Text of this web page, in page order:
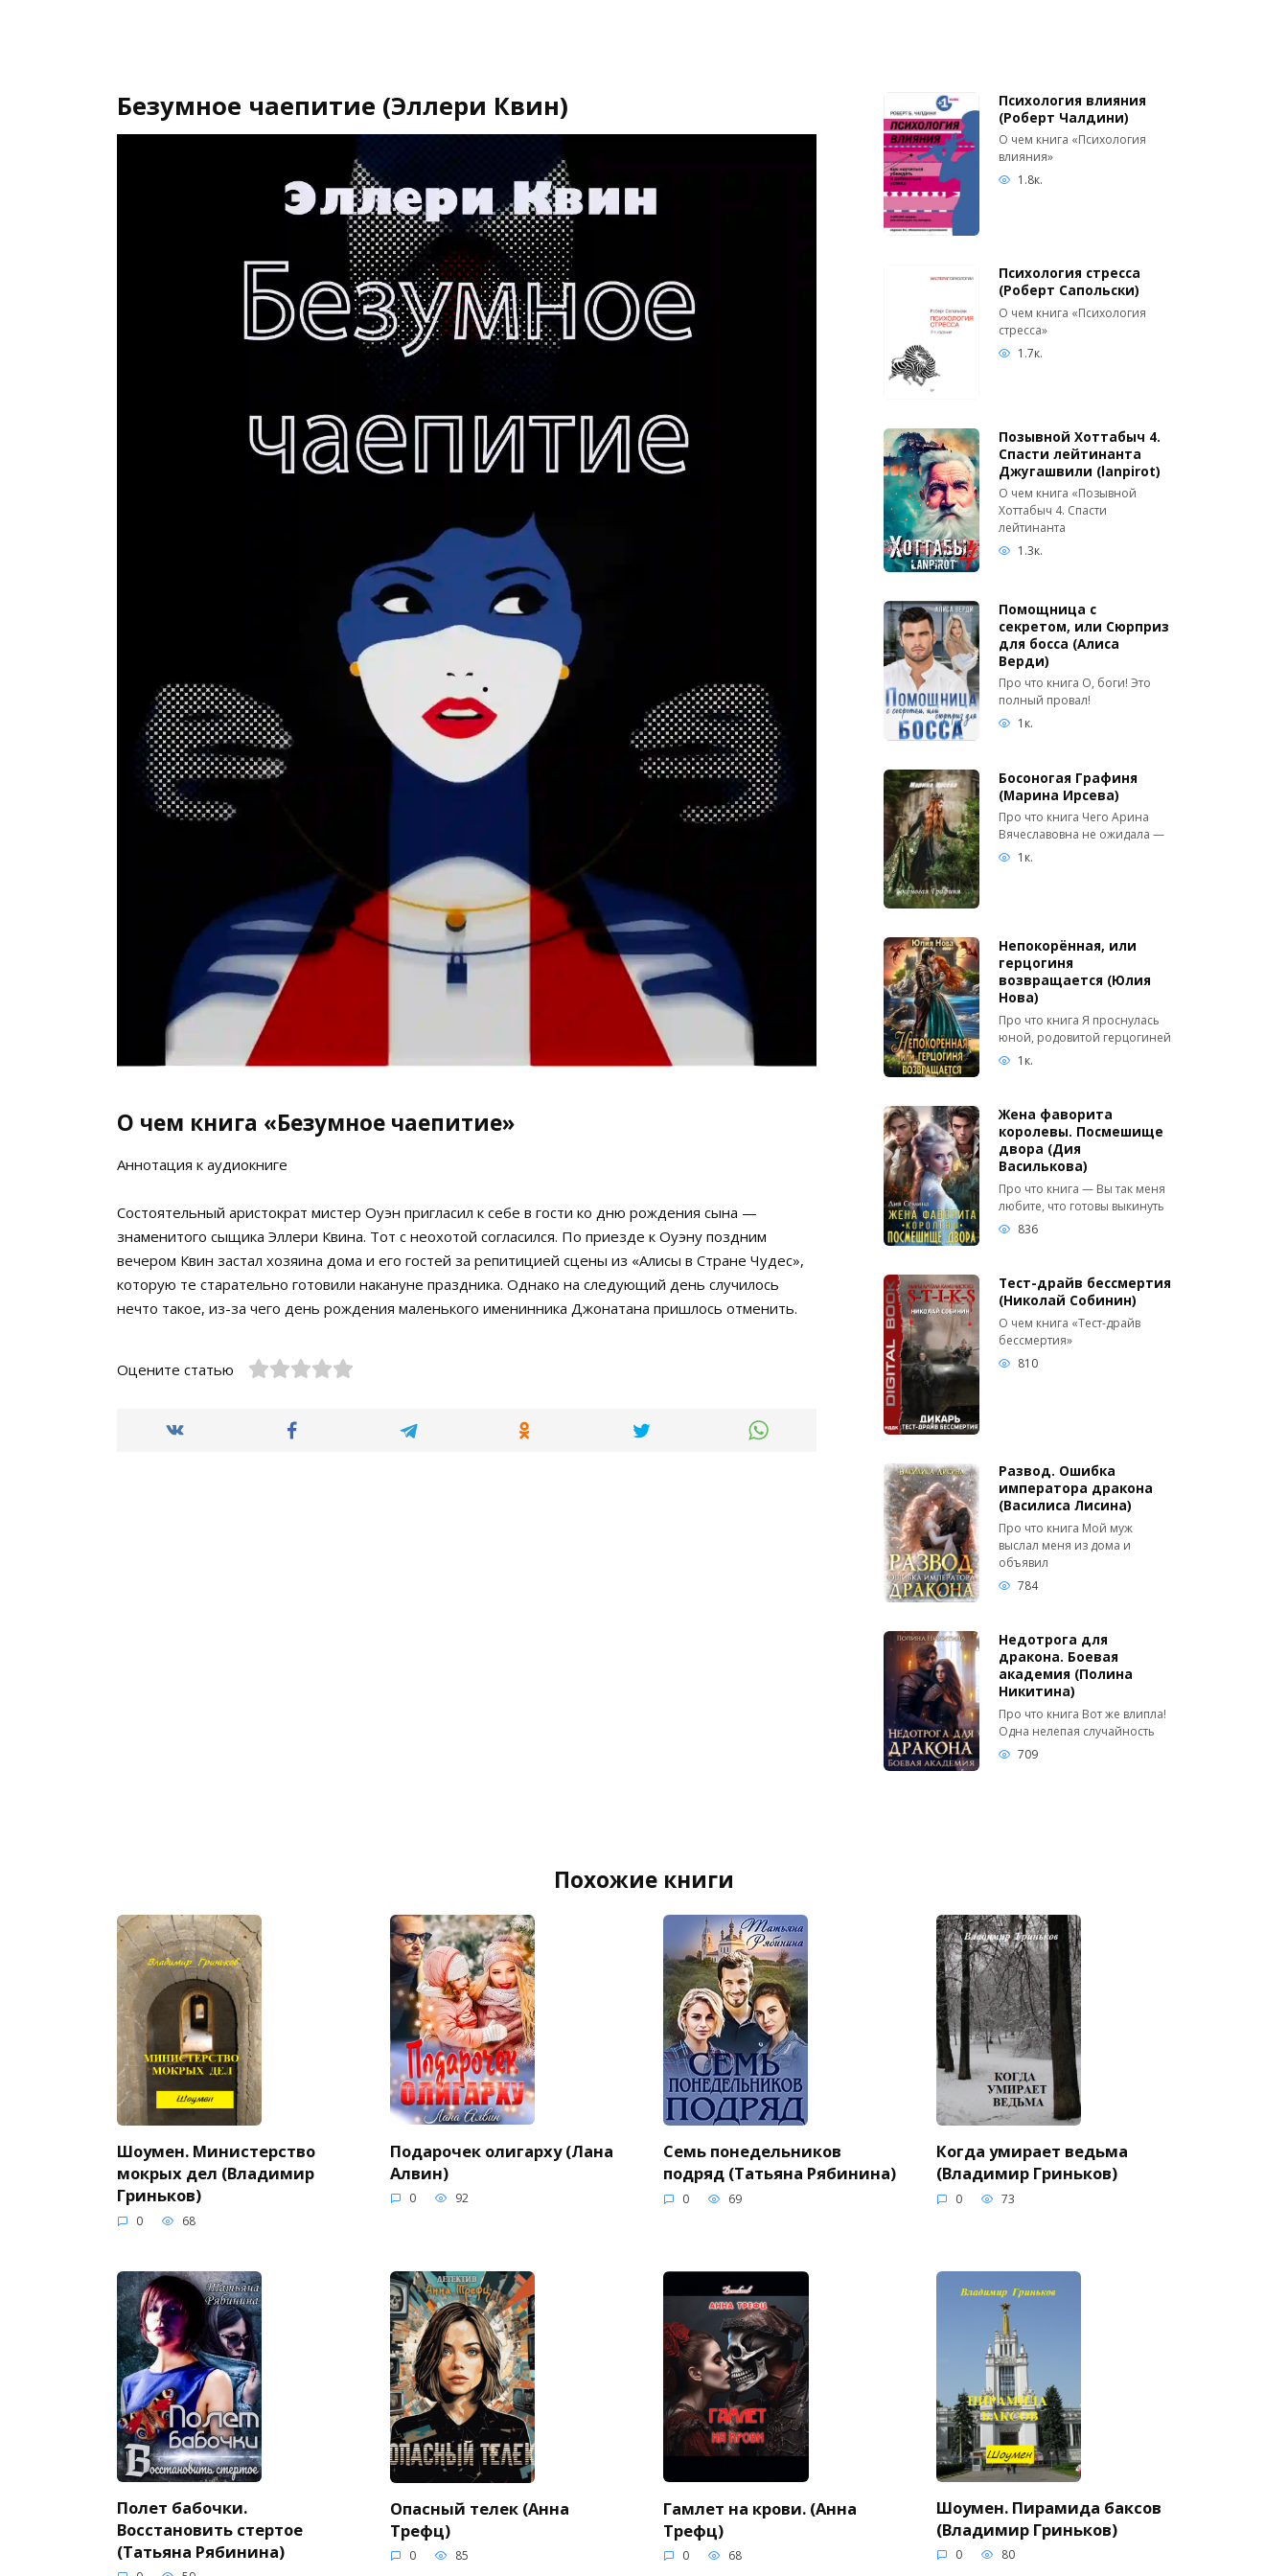
Безумное чаепитие (Эллери Квин)
О чем книга «Безумное чаепитие»
Аннотация к аудиокниге
Состоятельный аристократ мистер Оуэн пригласил к себе в гости ко дню рождения сына —
знаменитого сыщика Эллери Квина. Тот с неохотой согласился. По приезде к Оуэну поздним
вечером Квин застал хозяина дома и его гостей за репитицией сцены из «Алисы в Стране Чудес»,
которую те старательно готовили накануне праздника. Однако на следующий день случилось
нечто такое, из-за чего день рождения маленького именинника Джонатана пришлось отменить.
Оцените статью
Психология влияния
(Роберт Чалдини)
О чем книга «Психология
влияния»
1.8к.
Психология стресса
(Роберт Сапольски)
О чем книга «Психология
стресса»
1.7к.
Позывной Хоттабыч 4.
Спасти лейтинанта
Джугашвили (lanpirot)
О чем книга «Позывной
Хоттабыч 4. Спасти
лейтинанта
1.3к.
Помощница с
секретом, или Сюрприз
для босса (Алиса
Верди)
Про что книга О, боги! Это
полный провал!
1к.
Босоногая Графиня
(Марина Ирсева)
Про что книга Чего Арина
Вячеславовна не ожидала —
1к.
Непокорённая, или
герцогиня
возвращается (Юлия
Нова)
Про что книга Я проснулась
юной, родовитой герцогиней
1к.
Жена фаворита
королевы. Посмешище
двора (Дия
Василькова)
Про что книга — Вы так меня
любите, что готовы выкинуть
836
Тест-драйв бессмертия
(Николай Собинин)
О чем книга «Тест-драйв
бессмертия»
810
Развод. Ошибка
императора дракона
(Василиса Лисина)
Про что книга Мой муж
выслал меня из дома и
объявил
784
Недотрога для
дракона. Боевая
академия (Полина
Никитина)
Про что книга Вот же влипла!
Одна нелепая случайность
709
Похожие книги
Шоумен. Министерство
мокрых дел (Владимир
Гриньков)
0 68
Подарочек олигарху (Лана
Алвин)
0 92
Семь понедельников
подряд (Татьяна Рябинина)
0 69
Когда умирает ведьма
(Владимир Гриньков)
0 73
Полет бабочки.
Восстановить стертое
(Татьяна Рябинина)
Опасный телек (Анна
Трефц)
0 85
Гамлет на крови. (Анна
Трефц)
0 68
Шоумен. Пирамида баксов
(Владимир Гриньков)
0 80